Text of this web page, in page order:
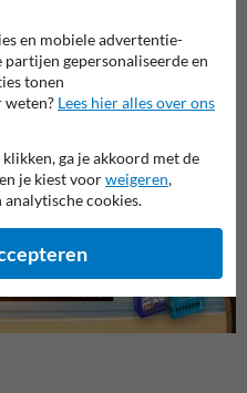
voor
Veiligheidsborden
en mobiele advertentie-
gepersonaliseerde en
tonen
weten? Lees hier alles over ons
ga je akkoord met de
je kiest voorweigeren,
cookies.